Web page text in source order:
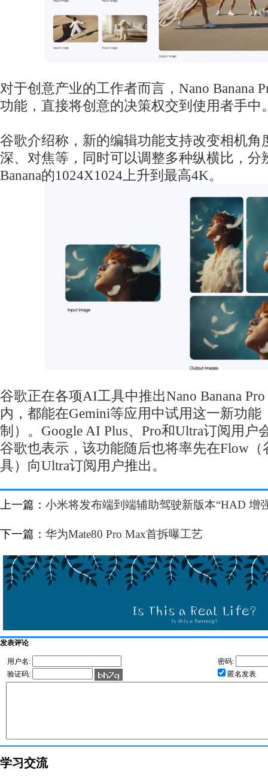
对于创意产业的工作者而言，Nano Banana
功能，直接将创意的决策权交到使用者手中
谷歌介绍称，新的编辑功能支持改变相机角
深、对焦等，同时可以调整多种纵横比，分
Banana的1024X1024上升到最高4K。
谷歌正在各项AI工具中推出Nano Banana
内，都能在Gemini等应用中试用这一新功能
制）。Google AI Plus、Pro和Ultra订阅用户
谷歌也表示，该功能随后也将率先在Flow
具）向Ultra订阅用户推出。
上一篇： 小米将发布端到端辅助驾驶新版本“HAD 增
下一篇： 华为Mate80 Pro Max首拆曝工艺
发表评论
用户名:
密码:
验证码:
匿名发表
学习交流